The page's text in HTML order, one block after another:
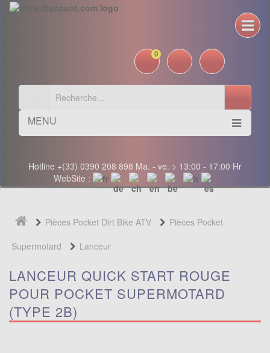
0
MENU
Hotline +(33) 0390 208 898 Ma. - ve. > 13:00 - 17:00 Hr
WebSite :
Pièces Pocket Dirt Bike ATV
Pièces Pocket
Supermotard
Lanceur
LANCEUR QUICK START ROUGE
POUR POCKET SUPERMOTARD
(TYPE 2B)